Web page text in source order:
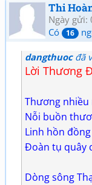
Thi
Ngày
Có
16
dangthuocđã
Lời Thương
Thương
Nỗi buồn
Linh hồn
Đoàn tụ quây
Dòng sông